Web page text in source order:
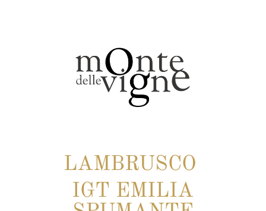
LAMBRUSCO
IGT EMILIA